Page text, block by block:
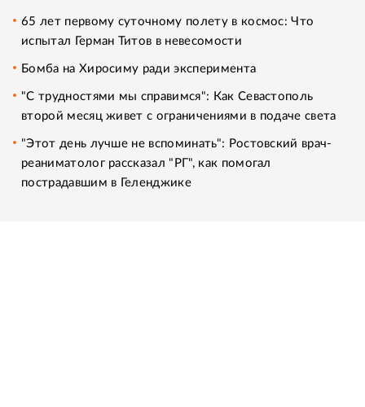
65 лет первому суточному полету в космос: Что
испытал Герман Титов в невесомости
Бомба на Хиросиму ради эксперимента
"С трудностями мы справимся": Как Севастополь
второй месяц живет с ограничениями в подаче света
"Этот день лучше не вспоминать": Ростовский врач-
реаниматолог рассказал "РГ", как помогал
пострадавшим в Геленджике